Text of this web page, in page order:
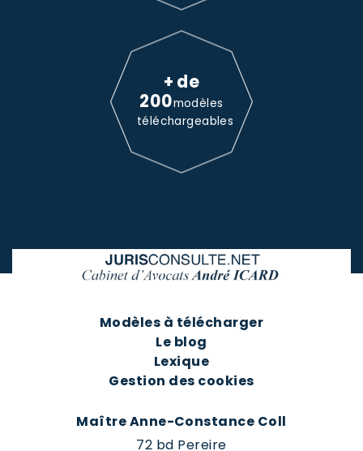
+ de
200modèles
téléchargeables
Modèles à télécharger
Le blog
Lexique
Gestion des cookies
Maître Anne-Constance Coll
72 bd Pereire